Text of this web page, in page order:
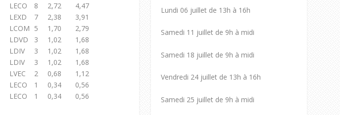
LECO 8 2,72
4,47
LEXD 7 2,38
3,91
LCOM 5 1,70
2,79
LDVD 3 1,02
1,68
LDIV 3 1,02
1,68
LDIV 3 1,02
1,68
LVEC 2 0,68
1,12
LECO 1 0,34
0,56
LECO 1 0,34 0,56
Lundi 06 juillet de 13h à 16h
Samedi 11 juillet de 9h à midi
Samedi 18 juillet de 9h à midi
Vendredi 24 juillet de 13h à 16h
Samedi 25 juillet de 9h à midi